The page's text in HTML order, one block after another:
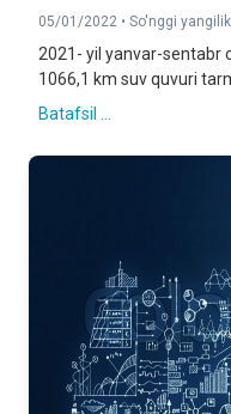
05/01/2022 • So'nggi
2021- yil yanvar-sentabr
1066,1 km suv quvuri
Batafsil ...